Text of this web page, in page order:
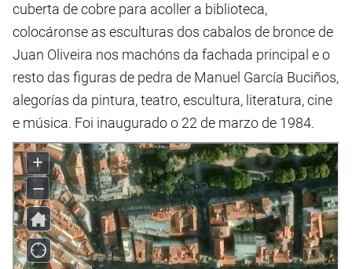
cuberta de cobre para acoller a biblioteca,
colocáronse as esculturas dos cabalos de bronce de
Juan Oliveira nos machóns da fachada principal e o
resto das figuras de pedra de Manuel García Buciños,
alegorías da pintura, teatro, escultura, literatura, cine
e música. Foi inaugurado o 22 de marzo de 1984.